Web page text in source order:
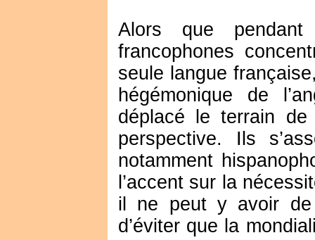
Alors que
francophones
seule langue
hégémonique de
déplacé le terrain
perspective. Ils
notamment
l’accent sur la
il ne peut y avoir de
d’éviter que la